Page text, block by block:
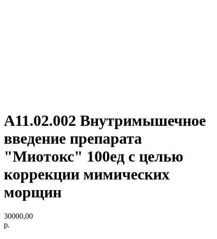
А11.02.002 Внутримышечное
введение препарата
"Миотокс" 100ед с целью
коррекции мимических
морщин
30000,00
р.